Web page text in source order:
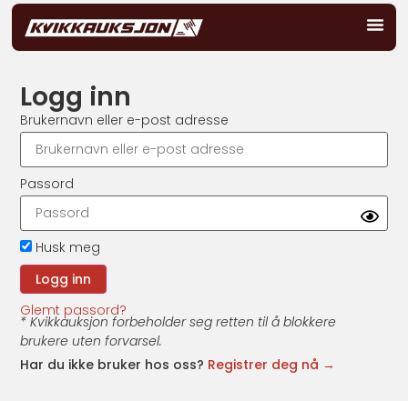
Logg inn
Brukernavn eller e-post adresse
Passord
Husk meg
Glemt passord?
* Kvikkauksjon forbeholder seg retten til å blokkere
brukere uten forvarsel.
Har du ikke bruker hos oss? Registrer deg nå →